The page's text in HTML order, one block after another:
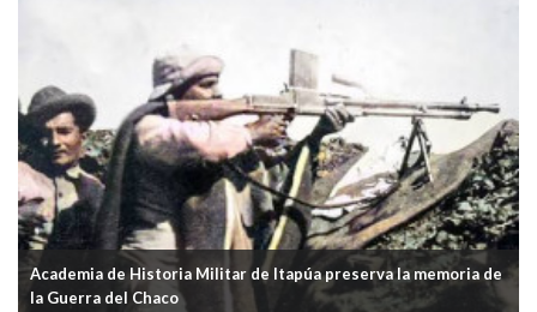
Academia de Historia Militar de Itapúa preserva la memoria de
la Guerra del Chaco